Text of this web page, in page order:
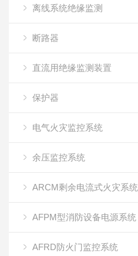
离线系统绝缘监测
断路器
直流用绝缘监测装置
保护器
电气火灾监控系统
余压监控系统
ARCM剩余电流式火灾系统
AFPM型消防设备电源系统
AFRD防火门监控系统